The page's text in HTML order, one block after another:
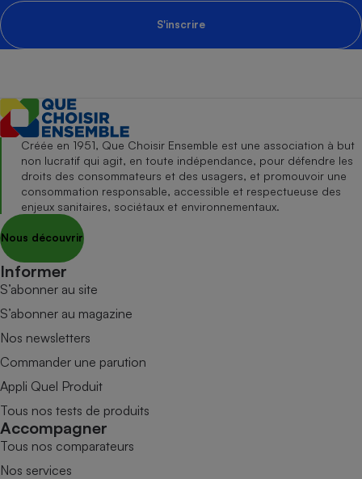
S'inscrire
Créée en 1951, Que Choisir Ensemble est une association à but
non lucratif qui agit, en toute indépendance, pour défendre les
droits des consommateurs et des usagers, et promouvoir une
consommation responsable, accessible et respectueuse des
enjeux sanitaires, sociétaux et environnementaux.
Nous découvrir
Informer
S’abonner au site
S’abonner au magazine
Nos newsletters
Commander une parution
Appli Quel Produit
Tous nos tests de produits
Accompagner
Tous nos comparateurs
Nos services